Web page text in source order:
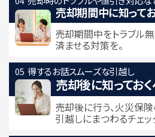
売却期間中に知って
売却期間中をトラブル
済ませる対策を。
得するお話スムーズな引越し
売却後に知ってお
売却後に行う、火災保
引越しにまつわるチェッ